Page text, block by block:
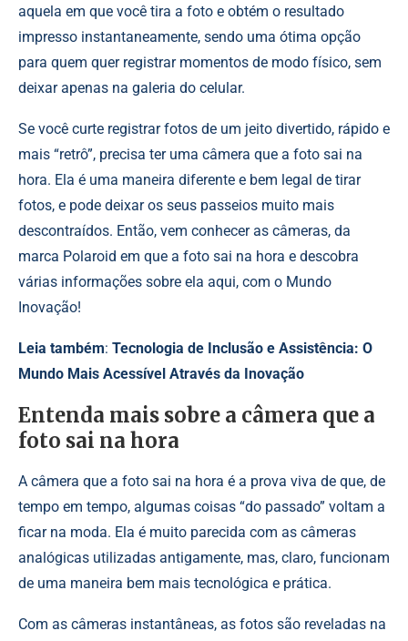
aquela em que você tira a foto e obtém o resultado
impresso instantaneamente, sendo uma ótima opção
para quem quer registrar momentos de modo físico, sem
deixar apenas na galeria do celular.
Se você curte registrar fotos de um jeito divertido, rápido e
mais “retrô”, precisa ter uma câmera que a foto sai na
hora. Ela é uma maneira diferente e bem legal de tirar
fotos, e pode deixar os seus passeios muito mais
descontraídos. Então, vem conhecer as câmeras, da
marca Polaroid em que a foto sai na hora e descobra
várias informações sobre ela aqui, com o Mundo
Inovação!
Leia também: Tecnologia de Inclusão e Assistência: O
Mundo Mais Acessível Através da Inovação
Entenda mais sobre a câmera que a
foto sai na hora
A câmera que a foto sai na hora é a prova viva de que, de
tempo em tempo, algumas coisas “do passado” voltam a
ficar na moda. Ela é muito parecida com as câmeras
analógicas utilizadas antigamente, mas, claro, funcionam
de uma maneira bem mais tecnológica e prática.
Com as câmeras instantâneas, as fotos são reveladas na